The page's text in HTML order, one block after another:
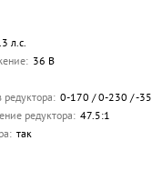
л.с.
36 В
редуктора: 0-170 / 0-230 / -35
редуктора: 47.5:1
так